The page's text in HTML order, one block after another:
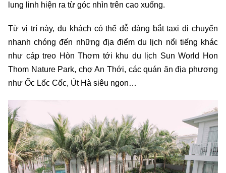
lung linh hiện ra từ góc nhìn trên cao xuống.
Từ vị trí này, du khách có thể dễ dàng bắt taxi di chuyển
nhanh chóng đến những địa điểm du lịch nổi tiếng khác
như cáp treo Hòn Thơm tới khu du lịch Sun World Hon
Thom Nature Park, chợ An Thới, các quán ăn địa phương
như Ốc Lốc Cốc, Út Hà siêu ngon…